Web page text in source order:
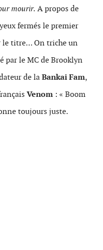
mourir. A propos de
fermés le premier
le titre… On triche un
par le MC de Brooklyn
de laBankai Fam,
Venom : « Boom
toujours juste.